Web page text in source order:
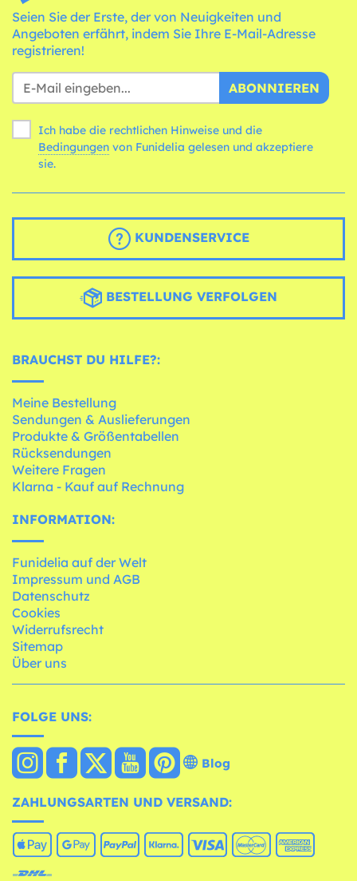
Seien Sie der Erste, der von Neuigkeiten und
Angeboten erfährt, indem Sie Ihre E-Mail-Adresse
registrieren!
ABONNIEREN
Ich habe die rechtlichen Hinweise und die
Bedingungen
sie.
KUNDENSERVICE
BESTELLUNG VERFOLGEN
BRAUCHST DU HILFE?:
Meine Bestellung
Sendungen & Auslieferungen
Produkte & Größentabellen
Rücksendungen
Weitere Fragen
Klarna - Kauf auf Rechnung
INFORMATION:
Funidelia auf der Welt
Impressum und AGB
Datenschutz
Cookies
Widerrufsrecht
Sitemap
Über uns
FOLGE UNS:
Blog
ZAHLUNGSARTEN UND VERSAND: